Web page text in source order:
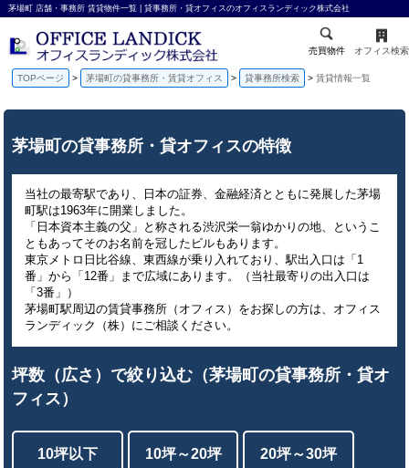
茅場町 店舗・事務所 賃貸物件一覧 | 貸事務所・貸オフィスのオフィスランディック株式会社
売買物件 オフィス検索
TOPページ 茅場町の貸事務所・賃貸オフィス 貸事務所検索 賃貸情報一覧
茅場町の貸事務所・貸オフィスの特徴
当社の最寄駅であり、日本の証券、金融経済とともに発展した茅場
町駅は1963年に開業しました。
「日本資本主義の父」と称される渋沢栄一翁ゆかりの地、というこ
ともあってそのお名前を冠したビルもあります。
東京メトロ日比谷線、東西線が乗り入れており、駅出入口は「1
番」から「12番」まで広域にあります。（当社最寄りの出入口は
「3番」）
茅場町駅周辺の賃貸事務所（オフィス）をお探しの方は、オフィス
ランディック（株）にご相談ください。
坪数（広さ）で絞り込む（茅場町の貸事務所・貸オ
フィス）
10坪以下 10坪～20坪 20坪～30坪